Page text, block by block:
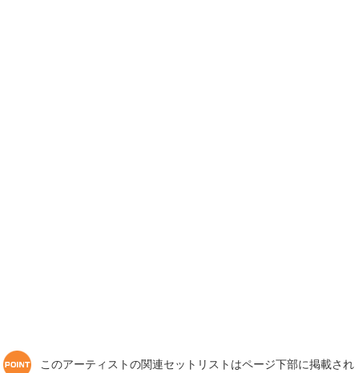
このアーティストの関連セットリストはページ下部に掲載され